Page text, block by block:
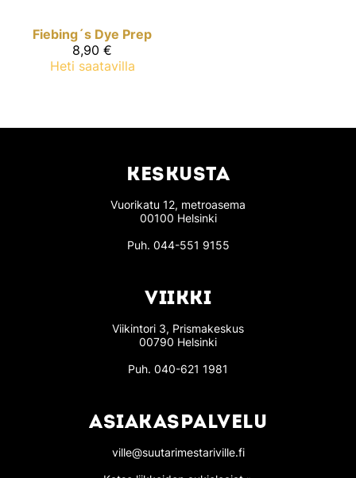
Fiebing´s Dye Prep
8,90 €
Heti saatavilla
KESKUSTA
Vuorikatu 12, metroasema
00100 Helsinki
Puh. 044-551 9155
VIIKKI
Viikintori 3, Prismakeskus
00790 Helsinki
Puh. 040-621 1981
ASIAKASPALVELU
ville@suutarimestariville.fi